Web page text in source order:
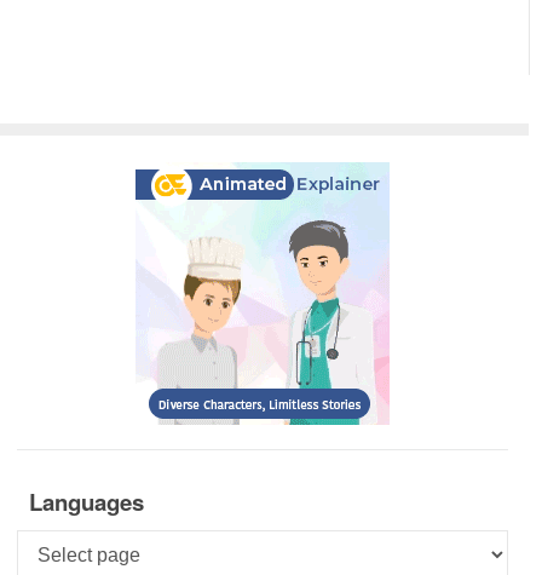
Languages
Languages